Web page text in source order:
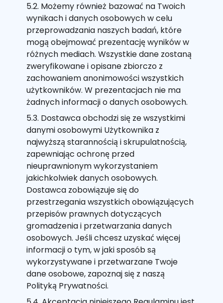
5.2. Możemy również bazować na Twoich
wynikach i danych osobowych w celu
przeprowadzania naszych badań, które
mogą obejmować prezentację wyników w
różnych mediach. Wszystkie dane zostaną
zweryfikowane i opisane zbiorczo z
zachowaniem anonimowości wszystkich
użytkowników. W prezentacjach nie ma
żadnych informacji o danych osobowych.
5.3. Dostawca obchodzi się ze wszystkimi
danymi osobowymi Użytkownika z
najwyższą starannością i skrupulatnością,
zapewniając ochronę przed
nieuprawnionym wykorzystaniem
jakichkolwiek danych osobowych.
Dostawca zobowiązuje się do
przestrzegania wszystkich obowiązujących
przepisów prawnych dotyczących
gromadzenia i przetwarzania danych
osobowych. Jeśli chcesz uzyskać więcej
informacji o tym, w jaki sposób są
wykorzystywane i przetwarzane Twoje
dane osobowe, zapoznaj się z naszą
Polityką Prywatności.